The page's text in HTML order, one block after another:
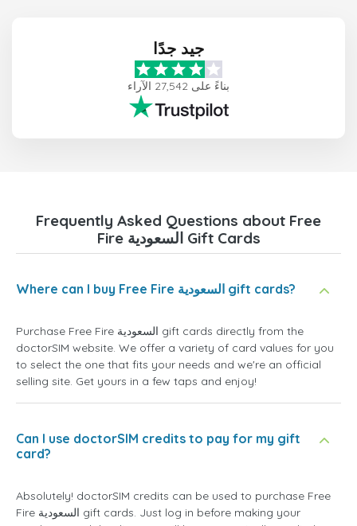
جيد جدًا
بناءً على 27,542 الآراء
Frequently Asked Questions about Free
Fire السعودية Gift Cards
Where can I buy Free Fire السعودية gift cards?
Purchase Free Fire السعودية gift cards directly from the
doctorSIM website. We offer a variety of card values for you
to select the one that fits your needs and we're an official
selling site. Get yours in a few taps and enjoy!
Can I use doctorSIM credits to pay for my gift
card?
Absolutely! doctorSIM credits can be used to purchase Free
Fire السعودية gift cards. Just log in before making your